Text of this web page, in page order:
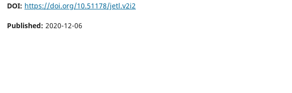
DOI: https://doi.org/10.51178/jetl.v2i2
Published: 2020-12-06